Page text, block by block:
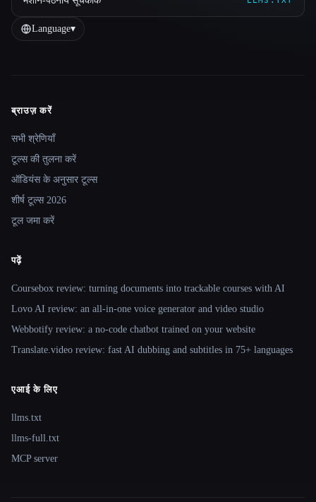
Language▾
Site navigation
ब्राउज़ करें
सभी श्रेणियाँ
टूल्स की तुलना करें
ऑडियंस के अनुसार टूल्स
शीर्ष टूल्स 2026
टूल जमा करें
पढ़ें
Coursebox review: turning documents into trackable courses with AI
Lovo AI review: an all-in-one voice generator and video studio
Webbotify review: a no-code chatbot trained on your website
Translate.video review: fast AI dubbing and subtitles in 75+ languages
एआई के लिए
llms.txt
llms-full.txt
MCP server